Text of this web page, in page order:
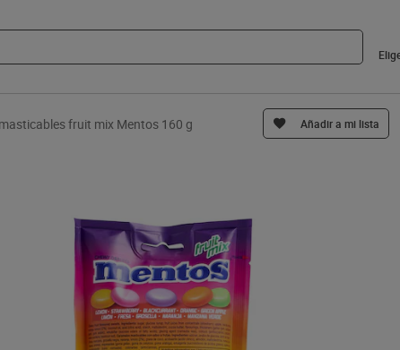
fruit mix Mentos 160 g Añadir a mi lista